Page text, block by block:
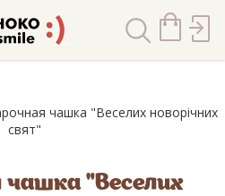
чашка "Веселих новорічних
свят"
чашка "Веселих